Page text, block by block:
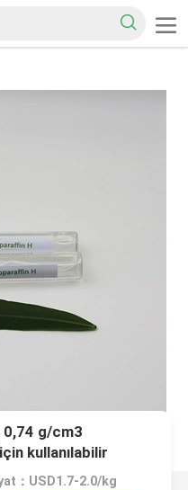
0,74 g/cm3
kullanılabilir
：USD1.7-2.0/kg